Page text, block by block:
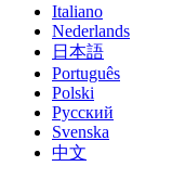
Italiano
Nederlands
日本語
Português
Polski
Русский
Svenska
中文